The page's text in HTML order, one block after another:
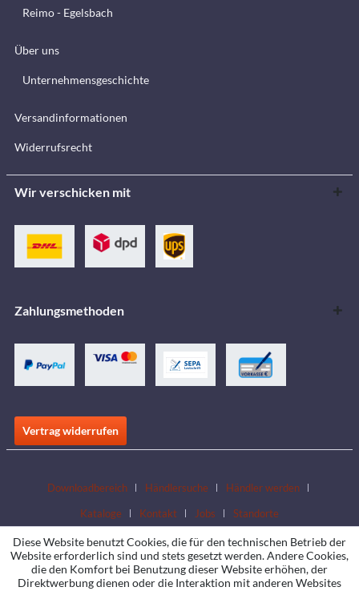
Reimo - Egelsbach
Über uns
Unternehmensgeschichte
Versandinformationen
Widerrufsrecht
Wir verschicken mit
Zahlungsmethoden
Vertrag widerrufen
Downloadbereich Händlersuche
Händler werden
Kataloge
Kontakt Jobs Standorte
Diese Website benutzt Cookies, die für den technischen Betrieb der
Website erforderlich sind und stets gesetzt werden. Andere Cookies,
die den Komfort bei Benutzung dieser Website erhöhen, der
Direktwerbung dienen oder die Interaktion mit anderen Websites